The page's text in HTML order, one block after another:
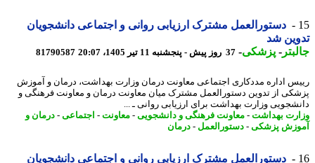
دستورالعمل مشترک ارزیابی روانی و اجتماعی دانشجویان
شد
-پزشکی-37 روز پیش - پنجشنبه 11 تیر 1405، 20:07 81790587
اداره مددکاری اجتماعی معاونت درمان وزارت بهداشت، درمان و آموزش
از تدوین دستورالعمل مشترک میان معاونت درمان و معاونت فرهنگی و
وزارت بهداشت برای ارزیابی روانی ـ ...
بهداشت -معاونت فرهنگی و دانشجویی-معاونت-اجتماعی-درمان و
پزشکی-دستورالعمل-درمان
دستورالعمل مشترک ارزیابی روانی و اجتماعی دانشجویان